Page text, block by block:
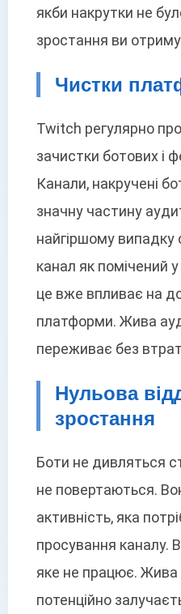
якби накрутки не
зростання ви
Чистки
Twitch регулярно
зачистки ботових і
Канали, накручені
значну частину
найгіршому
канал як помічений
це вже впливає на
платформи. Жива
переживає без
Нульова
зростання
Боти не дивляться
не повертаються.
активність, яка
просування каналу.
яке не працює. Жива
потенційно